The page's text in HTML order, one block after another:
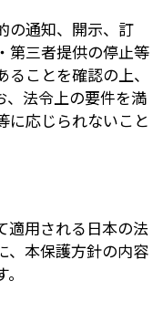
の通知、開示、訂
第三者提供の停止等
ことを確認の上、
、法令上の要件を満
に応じられないこと
適用される日本の法
、本保護方針の内容